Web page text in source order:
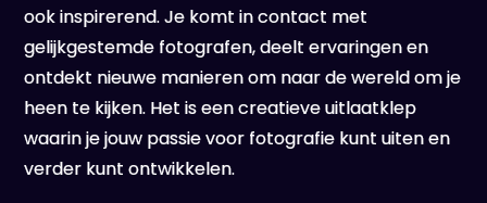
ook inspirerend. Je komt in contact met
gelijkgestemde fotografen, deelt ervaringen en
ontdekt nieuwe manieren om naar de wereld om je
heen te kijken. Het is een creatieve uitlaatklep
waarin je jouw passie voor fotografie kunt uiten en
verder kunt ontwikkelen.